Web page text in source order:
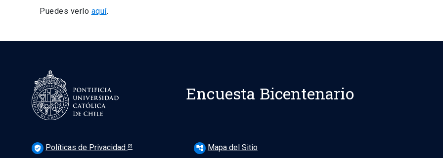
Puedes verlo aquí.
Encuesta Bicentenario
verified_user Políticas de Privacidad account_tree Mapa del Sitio